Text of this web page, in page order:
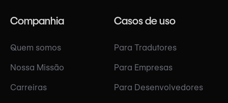
Companhia
Quem somos
Nossa Missão
Carreiras
Casos de uso
Para Tradutores
Para Empresas
Para Desenvolvedores